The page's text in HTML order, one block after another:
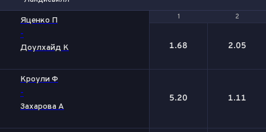
1 2
Яценко П
-
Доулхайд К
1 2
1.68 2.05
Кроули Ф
-
Захарова А
5.20 1.11